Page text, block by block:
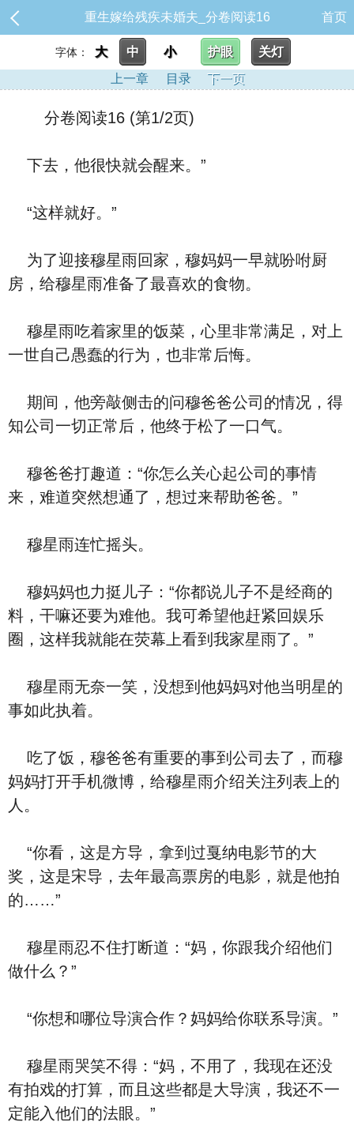
重生嫁给残疾未婚夫_分卷阅读16 首页
字体： 大 中 小 护眼
关灯
上一章
目录 下一页
分卷阅读16 (第1/2页)
下去，他很快就会醒来。”
“这样就好。”
为了迎接穆星雨回家，穆妈妈一早就吩咐厨
房，给穆星雨准备了最喜欢的食物。
穆星雨吃着家里的饭菜，心里非常满足，对上
一世自己愚蠢的行为，也非常后悔。
期间，他旁敲侧击的问穆爸爸公司的情况，得
知公司一切正常后，他终于松了一口气。
穆爸爸打趣道：“你怎么关心起公司的事情
来，难道突然想通了，想过来帮助爸爸。”
穆星雨连忙摇头。
穆妈妈也力挺儿子：“你都说儿子不是经商的
料，干嘛还要为难他。我可希望他赶紧回娱乐
圈，这样我就能在荧幕上看到我家星雨了。”
穆星雨无奈一笑，没想到他妈妈对他当明星的
事如此执着。
吃了饭，穆爸爸有重要的事到公司去了，而穆
妈妈打开手机微博，给穆星雨介绍关注列表上的
人。
“你看，这是方导，拿到过戛纳电影节的大
奖，这是宋导，去年最高票房的电影，就是他拍
的……”
穆星雨忍不住打断道：“妈，你跟我介绍他们
做什么？”
“你想和哪位导演合作？妈妈给你联系导演。”
穆星雨哭笑不得：“妈，不用了，我现在还没
有拍戏的打算，而且这些都是大导演，我还不一
定能入他们的法眼。”